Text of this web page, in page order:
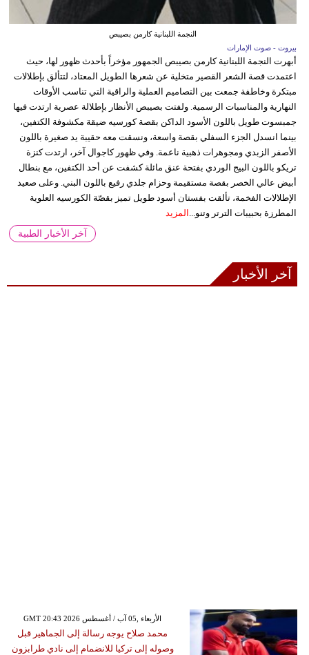
النجمة اللبنانية كارمن بصيبص
بيروت - صوت الإمارات
أبهرت النجمة اللبنانية كارمن بصيبص الجمهور مؤخراً بأحدث ظهور لها، حيث
اعتمدت قصة الشعر القصير متخلية عن شعرها الطويل المعتاد، لتتألق بإطلالات
مبتكرة وخاطفة جمعت بين التصاميم العملية والراقية التي تناسب الأوقات
النهارية والمناسبات الرسمية. ولفتت بصيبص الأنظار بإطلالة عصرية ارتدت فيها
جمبسوت طويل باللون الأسود الداكن بقصة كورسيه ضيقة مكشوفة الكتفين،
بينما انسدل الجزء السفلي بقصة واسعة، ونسقت معه حقيبة يد صغيرة باللون
الأصفر الزبدي ومجوهرات ذهبية ناعمة. وفي ظهور كاجوال آخر، ارتدت كنزة
تريكو باللون البيج الوردي بفتحة عنق مائلة كشفت عن أحد الكتفين، مع بنطال
أبيض عالي الخصر بقصة مستقيمة وحزام جلدي رفيع باللون البني. وعلى صعيد
الإطلالات الفخمة، تألقت بفستان أسود طويل تميز بقصّة الكورسيه العلوية
المطرزة بحبيبات الترتر وتنو... المزيد
آخر الأخبار الطبية
آخر الأخبار
GMT 20:43 2026 الأربعاء ,05 آب / أغسطس
محمد صلاح يوجه رسالة إلى الجماهير قبل
وصوله إلى تركيا للانضمام إلى نادي طرابزون